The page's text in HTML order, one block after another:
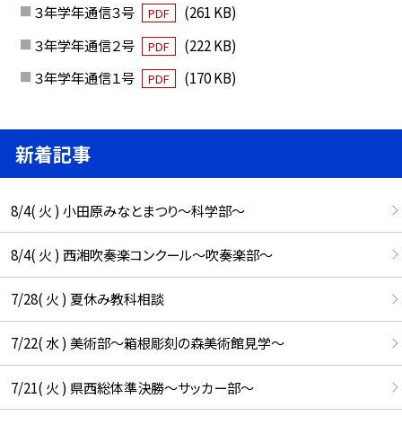
３年学年通信３号
PDF
(261 KB)
３年学年通信２号
PDF
(222 KB)
３年学年通信１号
PDF (170 KB)
新着記事
8/4( 火 ) 小田原みなとまつり～科学部～
8/4( 火 ) 西湘吹奏楽コンクール～吹奏楽部～
7/28( 火 ) 夏休み教科相談
7/22( 水 ) 美術部～箱根彫刻の森美術館見学～
7/21( 火 ) 県西総体準決勝～サッカー部～